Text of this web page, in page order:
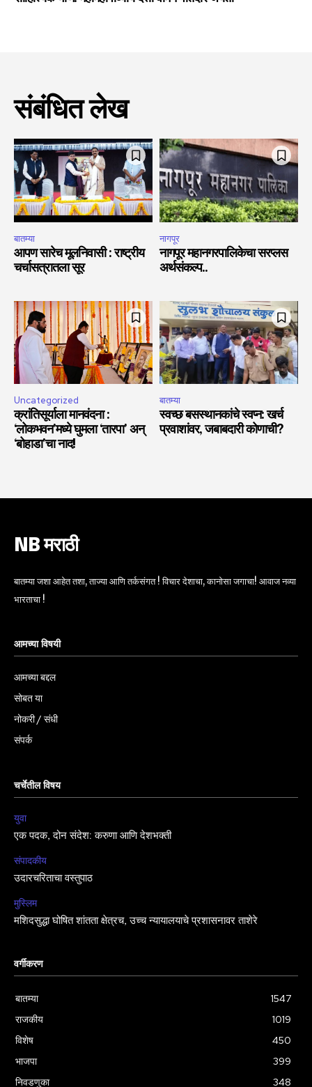
संबंधित लेख
बातम्या
आपण सारेच मूलनिवासी : राष्ट्रीय
चर्चासत्रातला सूर
नागपूर
नागपूर महानगरपालिकेचा सरप्लस
अर्थसंकल्प..
Uncategorized
क्रांतिसूर्याला मानवंदना :
‘लोकभवन’मध्ये घुमला ‘तारपा’ अन्
‘बोहाडा’चा नाद!
बातम्या
स्वच्छ बसस्थानकांचे स्वप्न: खर्च
प्रवाशांवर, जबाबदारी कोणाची?
NB मराठी
बातम्या जशा आहेत तशा, ताज्या आणि तर्कसंगत ! विचार देशाचा, कानोसा जगाचा! आवाज नव्या
भारताचा !
आमच्या विषयी
आमच्या बद्दल
सोबत या
नोकरी / संधी
संपर्क
चर्चेतील विषय
युवा
एक पदक, दोन संदेश: करुणा आणि देशभक्ती
संपादकीय
उदारचरिताचा वस्तुपाठ
मुस्लिम
मशिदसुद्धा घोषित शांतता क्षेत्रच, उच्च न्यायालयाचे प्रशासनावर ताशेरे
वर्गीकरण
बातम्या
1547
राजकीय
1019
विशेष
450
भाजपा
399
निवडणुका
348